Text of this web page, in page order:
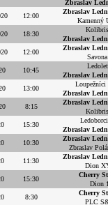
Zbraslav
12:00
Zbraslav
Kamenný
18:30
Zbraslav
12:00
Zbraslav
10:45
Zbraslav
13:00
Loupežníci
Zbraslav
8:15
Zbraslav
15:30
Zbraslav
10:30
Zbraslav
Zbraslav
11:30
Zbraslav
Dion
15:30
Cherry
Dion
8:30
Cherry
PLC